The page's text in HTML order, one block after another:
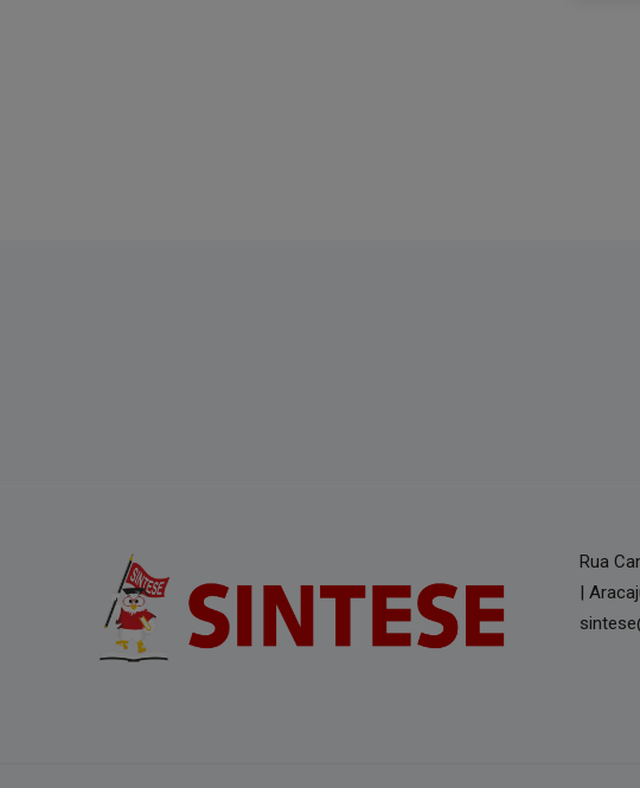
Rua
|